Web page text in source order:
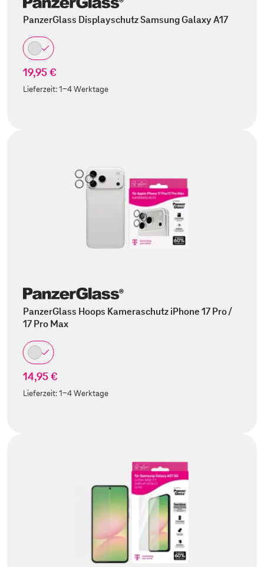
PanzerGlass Displayschutz Samsung Galaxy A17
19,95 €
Lieferzeit:1-4 Werktage
PanzerGlass Hoops Kameraschutz iPhone 17 Pro /
17 Pro Max
14,95 €
Lieferzeit:1-4 Werktage